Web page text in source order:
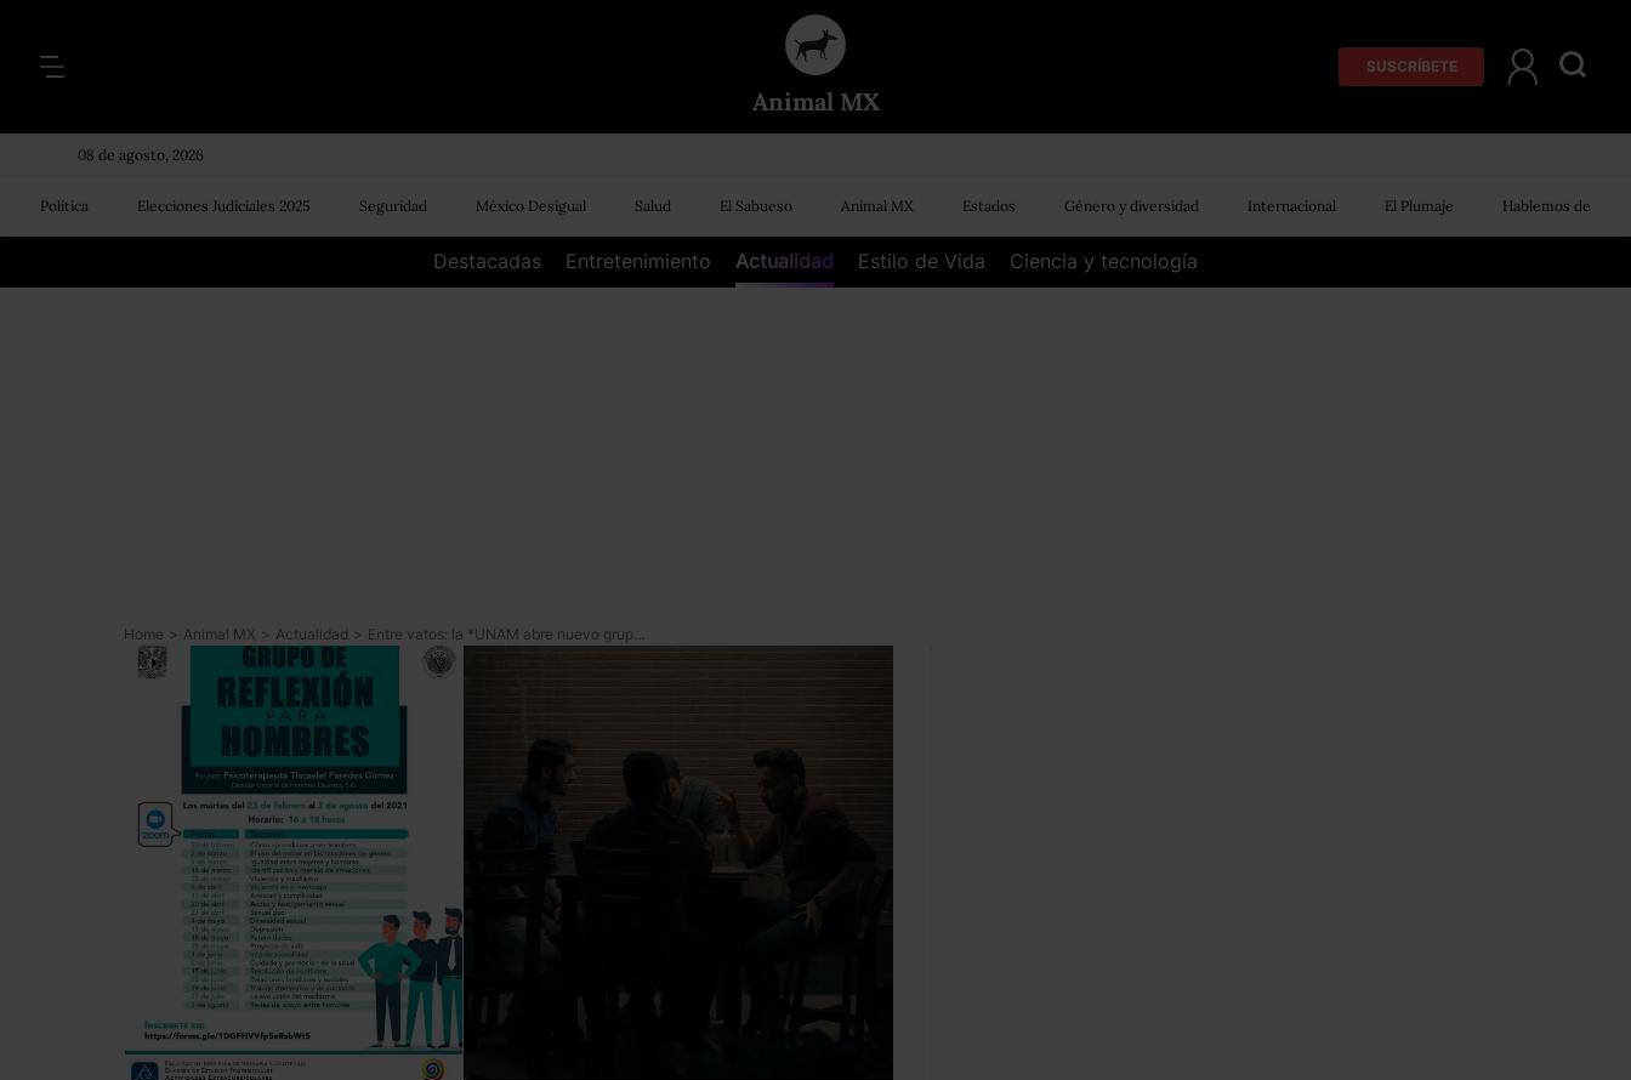
Animal MX
SUSCRÍBETE
08 de agosto, 2026
Política Elecciones Judiciales 2025 Seguridad México Desigual Salud El Sabueso Animal MX Estados Género y diversidad Internacional El Plumaje Hablemos de
Destacadas Entretenimiento Actualidad Estilo de Vida Ciencia y tecnología
Home > Animal MX > Actualidad > Entre vatos: la *UNAM abre nuevo grupo de hombres* para discutir nuevas masculinidades